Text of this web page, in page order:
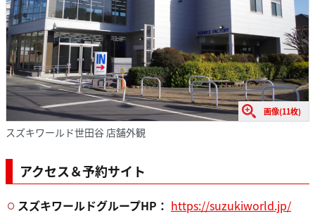
画像(11枚)
スズキワールド世田谷 店舗外観
アクセス＆予約サイト
スズキワールドグループHP： https://suzukiworld.jp/